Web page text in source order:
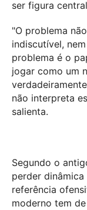
ser figura
"O problema
indiscutível,
problema é o
jogar como um
não interpreta
salienta.
Segundo o
perder
referência
moderno tem